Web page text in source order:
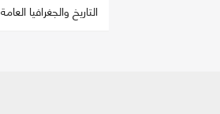
التاريخ والجغرافيا العامة